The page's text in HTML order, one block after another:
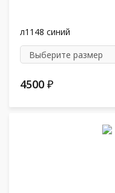
л1148 синий
4500 ₽